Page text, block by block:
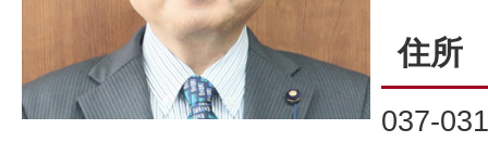
住所
037-